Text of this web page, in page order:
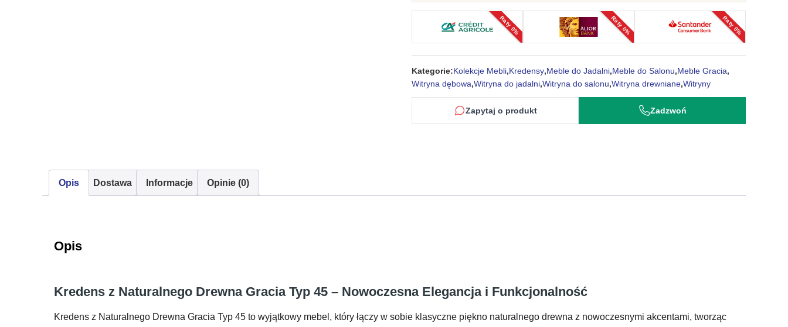
Raty 0% Raty 0% Raty 0%
Kategorie:Kolekcje Mebli,Kredensy,Meble do Jadalni,Meble do Salonu,Meble Gracia,
Witryna dębowa,Witryna do jadalni,Witryna do salonu,Witryna drewniane,Witryny
Zapytaj o produkt Zadzwoń
Opis Dostawa Informacje Opinie (0)
Opis
Kredens z Naturalnego Drewna Gracia Typ 45 – Nowoczesna Elegancja i Funkcjonalność
Kredens z Naturalnego Drewna Gracia Typ 45 to wyjątkowy mebel, który łączy w sobie klasyczne piękno naturalnego drewna z nowoczesnymi akcentami, tworząc